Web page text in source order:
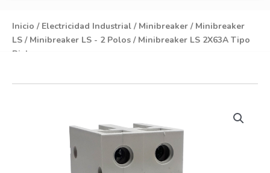
Inicio / Electricidad Industrial / Minibreaker / Minibreaker
LS / Minibreaker LS - 2 Polos / Minibreaker LS 2X63A Tipo
Riel